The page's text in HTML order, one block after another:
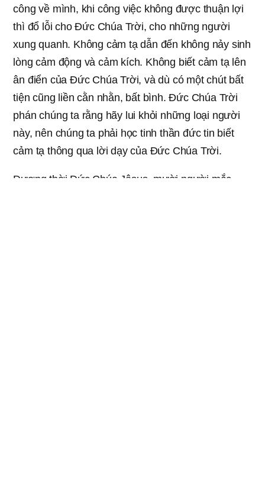
công về mình, khi công việc không được thuận lợi
thì đổ lỗi cho Đức Chúa Trời, cho những người
xung quanh. Không cảm tạ dẫn đến không nảy sinh
lòng cảm động và cảm kích. Không biết cảm tạ lên
ân điển của Đức Chúa Trời, và dù có một chút bất
tiện cũng liền cằn nhằn, bất bình. Đức Chúa Trời
phán chúng ta rằng hãy lui khỏi những loại người
này, nên chúng ta phải học tinh thần đức tin biết
cảm tạ thông qua lời dạy của Đức Chúa Trời.
Đương thời Đức Chúa Jêsus, mười người mắc